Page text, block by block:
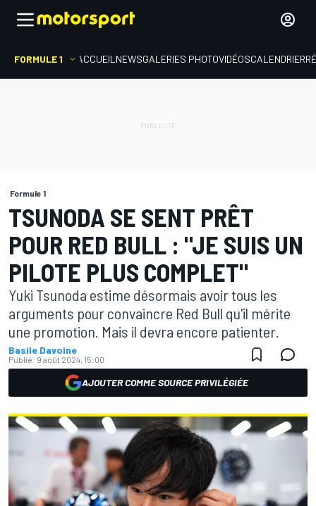
FORMULE 1 ACCUEIL NEWSGALERIES PHOTOVIDÉOSCALENDRIER
Formule 1
TSUNODA SE SENT PRÊT
POUR RED BULL : "JE SUIS UN
PILOTE PLUS COMPLET"
Yuki Tsunoda estime désormais avoir tous les
arguments pour convaincre Red Bull qu'il mérite
une promotion. Mais il devra encore patienter.
Basile Davoine
Publié: 9 août 2024, 15:00
AJOUTER COMME SOURCE PRIVILÉGIÉE